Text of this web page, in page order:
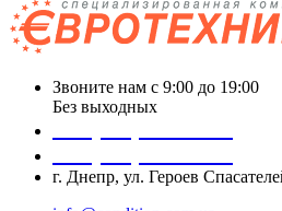
Звоните нам с 9:00 до 19:00
Без выходных
г. Днепр, ул. Героев